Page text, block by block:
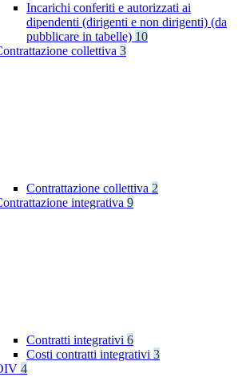
Incarichi conferiti e autorizzati ai
dipendenti (dirigenti e non dirigenti) (da
pubblicare in tabelle) 10
collettiva 3
Contrattazione collettiva 2
integrativa 9
Contratti integrativi 6
Costi contratti integrativi 3
4